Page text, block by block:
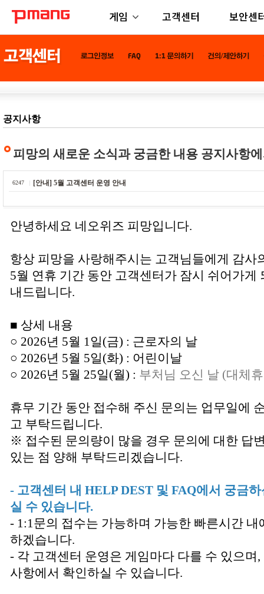
게임 고객센터 보안센
공지사항
피망의 새로운 소식과 궁금한 내용 공지사항
6247 [안내] 5월 고객센터 운영 안내
안녕하세요 네오위즈 피망입니다.
항상 피망을 사랑해주시는 고객님들에게 감사
5월 연휴 기간 동안 고객센터가 잠시 쉬어가게
내드립니다.
■ 상세 내용
○ 2026년 5월 1일(금) : 근로자의 날
○ 2026년 5월 5일(화) : 어린이날
○ 2026년 5월 25일(월) : 부처님 오신 날 (대체
휴무 기간 동안 접수해 주신 문의는 업무일에
고 부탁드립니다.
※ 접수된 문의량이 많을 경우 문의에 대한 답
있는 점 양해 부탁드리겠습니다.
- 고객센터 내 HELP DEST 및 FAQ에서 궁금
실 수 있습니다.
- 1:1문의 접수는 가능하며 가능한 빠른시간
하겠습니다.
- 각 고객센터 운영은 게임마다 다를 수 있으며
사항에서 확인하실 수 있습니다.